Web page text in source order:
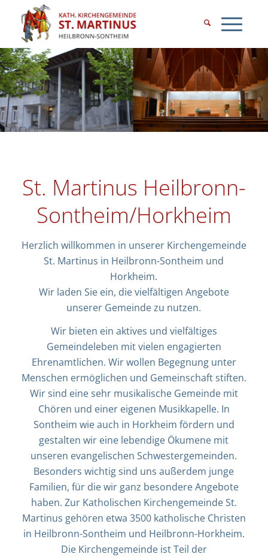
St. Martinus Heilbronn-
Sontheim/Horkheim
Herzlich willkommen in unserer Kirchengemeinde
St. Martinus in Heilbronn-Sontheim und
Horkheim.
Wir laden Sie ein, die vielfältigen Angebote
unserer Gemeinde zu nutzen.
Wir bieten ein aktives und vielfältiges
Gemeindeleben mit vielen engagierten
Ehrenamtlichen. Wir wollen Begegnung unter
Menschen ermöglichen und Gemeinschaft stiften.
Wir sind eine sehr musikalische Gemeinde mit
Chören und einer eigenen Musikkapelle. In
Sontheim wie auch in Horkheim fördern und
gestalten wir eine lebendige Ökumene mit
unseren evangelischen Schwestergemeinden.
Besonders wichtig sind uns außerdem junge
Familien, für die wir ganz besondere Angebote
haben. Zur Katholischen Kirchengemeinde St.
Martinus gehören etwa 3500 katholische Christen
in Heilbronn-Sontheim und Heilbronn-Horkheim.
Die Kirchengemeinde ist Teil der